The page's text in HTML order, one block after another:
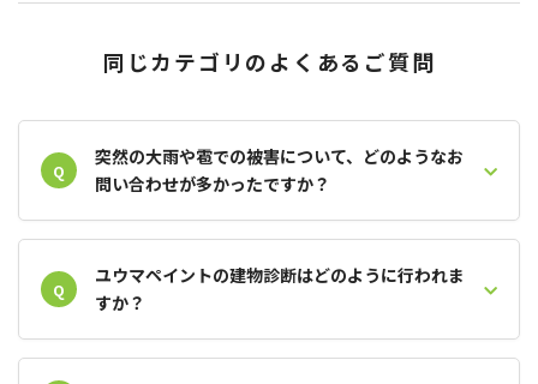
同じカテゴリのよくあるご質問
Q
突然の大雨や雹での被害について、どのようなお
問い合わせが多かったですか？
Q
ユウマペイントの建物診断はどのように行われま
すか？